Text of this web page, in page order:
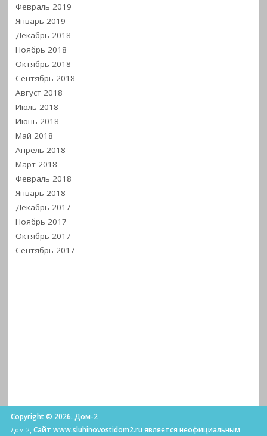
Февраль 2019
Январь 2019
Декабрь 2018
Ноябрь 2018
Октябрь 2018
Сентябрь 2018
Август 2018
Июль 2018
Июнь 2018
Май 2018
Апрель 2018
Март 2018
Февраль 2018
Январь 2018
Декабрь 2017
Ноябрь 2017
Октябрь 2017
Сентябрь 2017
Copyright © 2026. Дом-2
Дом-2, Сайт www.sluhinovostidom2.ru является неофициальным